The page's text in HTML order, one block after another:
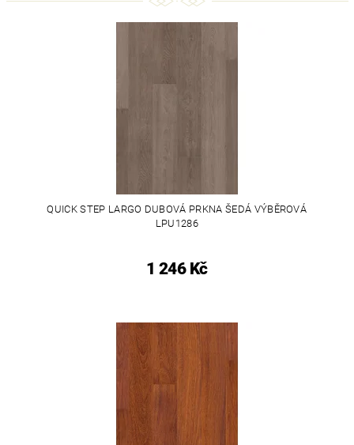
QUICK STEP LARGO DUBOVÁ PRKNA ŠEDÁ VÝBĚROVÁ
LPU1286
1 246 Kč